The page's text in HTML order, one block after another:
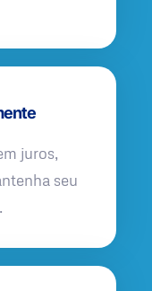
juros,
seu